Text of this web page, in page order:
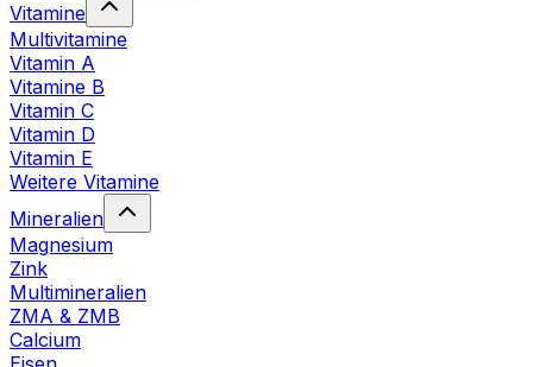
Vitamine
Multivitamine
Vitamin A
Vitamine B
Vitamin C
Vitamin D
Vitamin E
Weitere Vitamine
Mineralien
Magnesium
Zink
Multimineralien
ZMA & ZMB
Calcium